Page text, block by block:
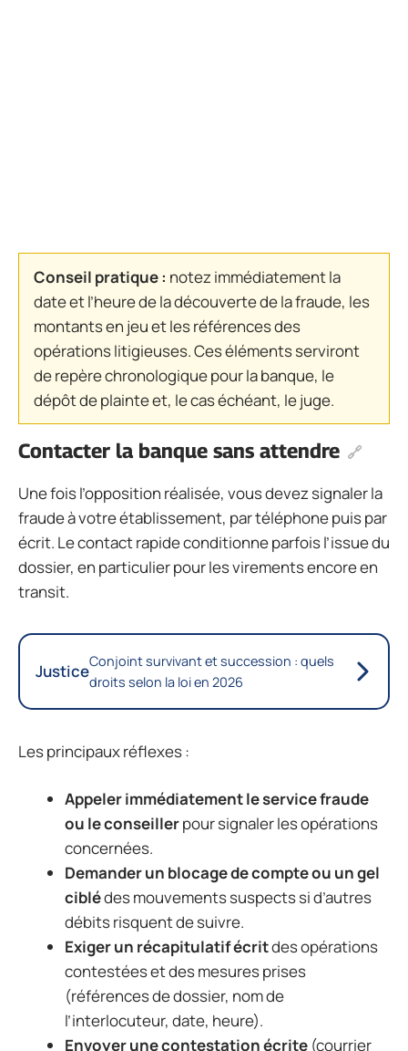
Conseil pratique : notez immédiatement la
date et l’heure de la découverte de la fraude, les
montants en jeu et les références des
opérations litigieuses. Ces éléments serviront
de repère chrono­logique pour la banque, le
dépôt de plainte et, le cas échéant, le juge.
Contacter la banque sans attendre
Une fois l’opposition réalisée, vous devez signaler la
fraude à votre établissement, par téléphone puis par
écrit. Le contact rapide conditionne parfois l’issue du
dossier, en particulier pour les virements encore en
transit.
JusticeConjoint survivant et succession : quels
droits selon la loi en 2026
Les principaux réflexes :
Appeler immédiatement le service fraude
ou le conseillerpour signaler les opérations
concernées.
Demander un blocage de compte ou un gel
ciblédes mouvements suspects si d’autres
débits risquent de suivre.
Exiger un récapitulatif écritdes opérations
contestées et des mesures prises
(références de dossier, nom de
l’interlocuteur, date, heure).
Envoyer une contestation écrite (courrier